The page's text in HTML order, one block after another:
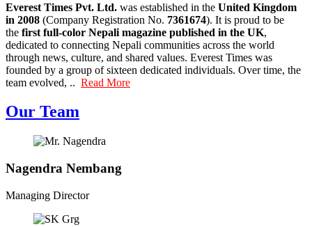
Everest Times Pvt. Ltd. was established in the United Kingdom
in 2008 (Company Registration No. 7361674). It is proud to be
the first full-color Nepali magazine published in the UK,
dedicated to connecting Nepali communities across the world
through news, culture, and shared values. Everest Times was
founded by a group of sixteen dedicated individuals. Over time, the
team evolved, .. Read More
Our Team
Nagendra Nembang
Managing Director